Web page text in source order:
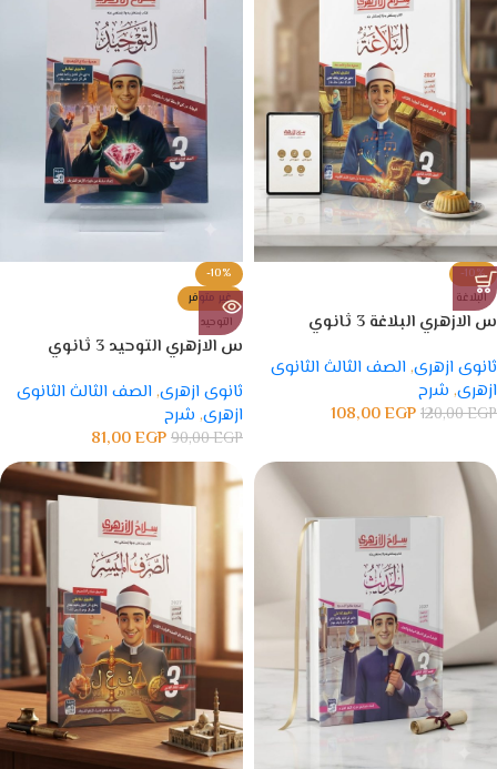
-10%
البلاغة
س الازهري البلاغة 3 ثانوي
ثانوى ازهرى, الصف الثالث الثانوى
ازهرى, شرح
120,00EGP
108,00EGP
-10%
غير متوفر
التوحيد
س الازهري التوحيد 3 ثانوي
ثانوى ازهرى, الصف الثالث الثانوى
ازهرى, شرح
90,00EGP
81,00EGP